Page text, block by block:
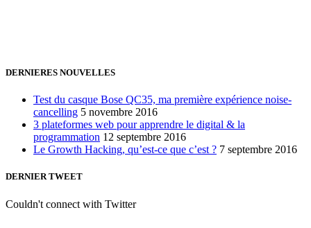
DERNIERES NOUVELLES
Test du casque Bose QC35, ma première expérience noise-
cancelling 5 novembre 2016
3 plateformes web pour apprendre le digital & la
programmation 12 septembre 2016
Le Growth Hacking, qu’est-ce que c’est ? 7 septembre 2016
DERNIER TWEET
Couldn't connect with Twitter